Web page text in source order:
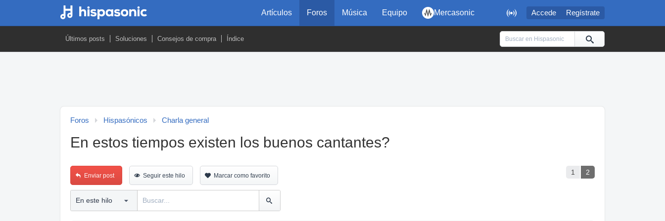
 Accede Regístrate
Artículos Foros Música Equipo Mercasonic
Últimos posts Soluciones Consejos de compra Índice
Foros Hispasónicos Charla general
En estos tiempos existen los buenos cantantes?
1 2
Enviar post Seguir este hilo Marcar como favorito